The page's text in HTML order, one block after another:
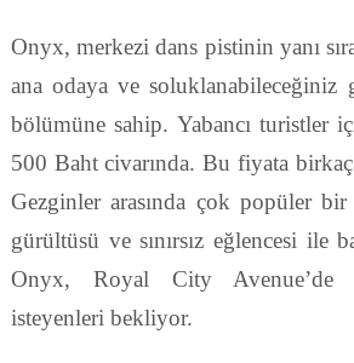
Onyx, merkezi dans pistinin yanı
ana odaya ve soluklanabileceğiniz
bölümüne sahip. Yabancı turistler
500 Baht civarında. Bu fiyata
Gezginler arasında çok popüler
gürültüsü ve sınırsız eğlencesi ile
Onyx, Royal City Avenue’de
isteyenleri bekliyor.